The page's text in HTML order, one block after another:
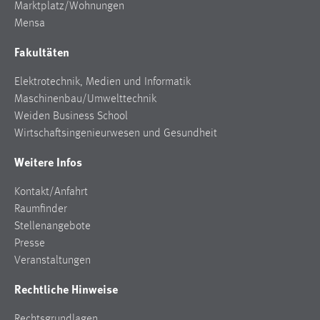
Marktplatz/Wohnungen
Mensa
Fakultäten
Elektrotechnik, Medien und Informatik
Maschinenbau/Umwelttechnik
Weiden Business School
Wirtschaftsingenieurwesen und Gesundheit
Weitere Infos
Kontakt/Anfahrt
Raumfinder
Stellenangebote
Presse
Veranstaltungen
Rechtliche Hinweise
MARKETING
Marketing Cookies werden von Drittanbietern
verwendet, um personalisierte Werbung anzuzeigen.
Google Ads
Name:
Google Ireland Limited